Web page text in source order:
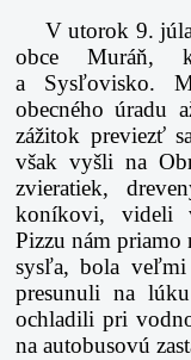
V utorok 9. júla
obce Muráň,
a Sysľovisko.
obecného úradu
zážitok previezť
však vyšli na
zvieratiek,
koníkovi, videli
Pizzu nám
sysľa, bola veľmi
presunuli na
ochladili pri
na autobusovú